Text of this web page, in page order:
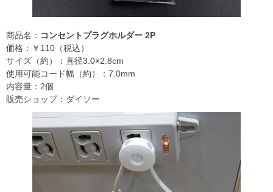
商品名： コンセントプラグホルダー 2P
価格：￥110（税込）
サイズ（約）：直径3.0×2.8cm
使用可能コード幅（約）：7.0mm
内容量：2個
販売ショップ：ダイソー